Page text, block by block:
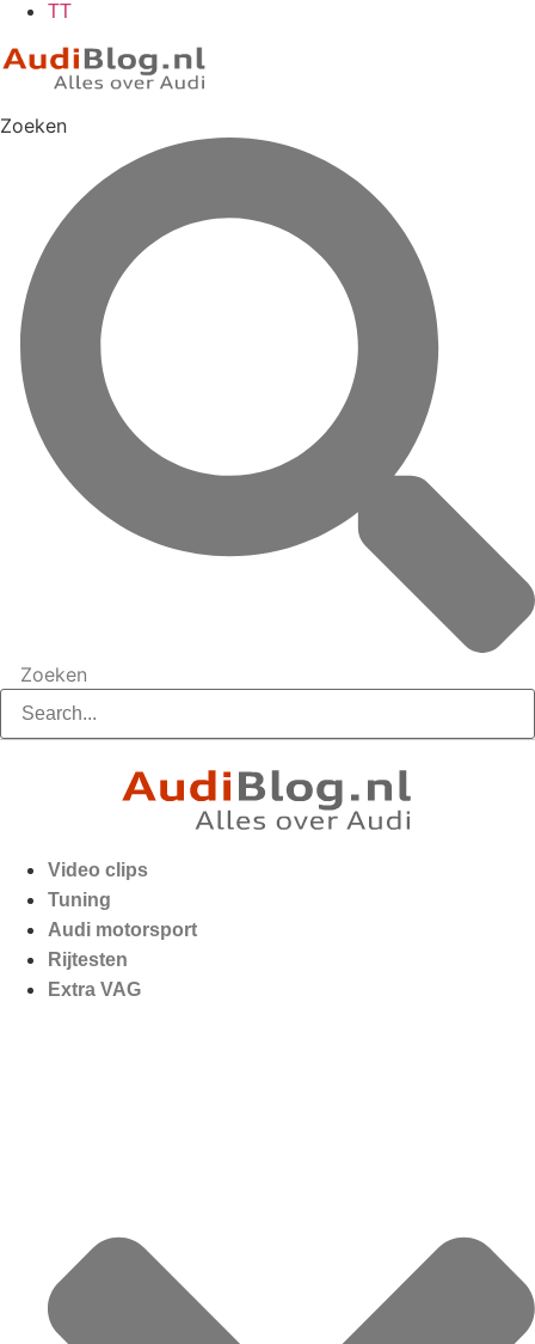
TT
Zoeken
Zoeken
Video clips
Tuning
Audi motorsport
Rijtesten
Extra VAG